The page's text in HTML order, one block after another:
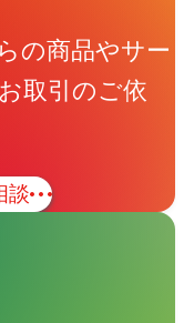
の商品やサー
取引のご依
談